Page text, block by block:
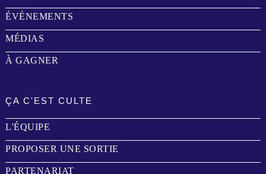
ÉVÉNEMENTS
MÉDIAS
À GAGNER
ÇA C'EST CULTE
L'ÉQUIPE
PROPOSER UNE SORTIE
PARTENARIAT